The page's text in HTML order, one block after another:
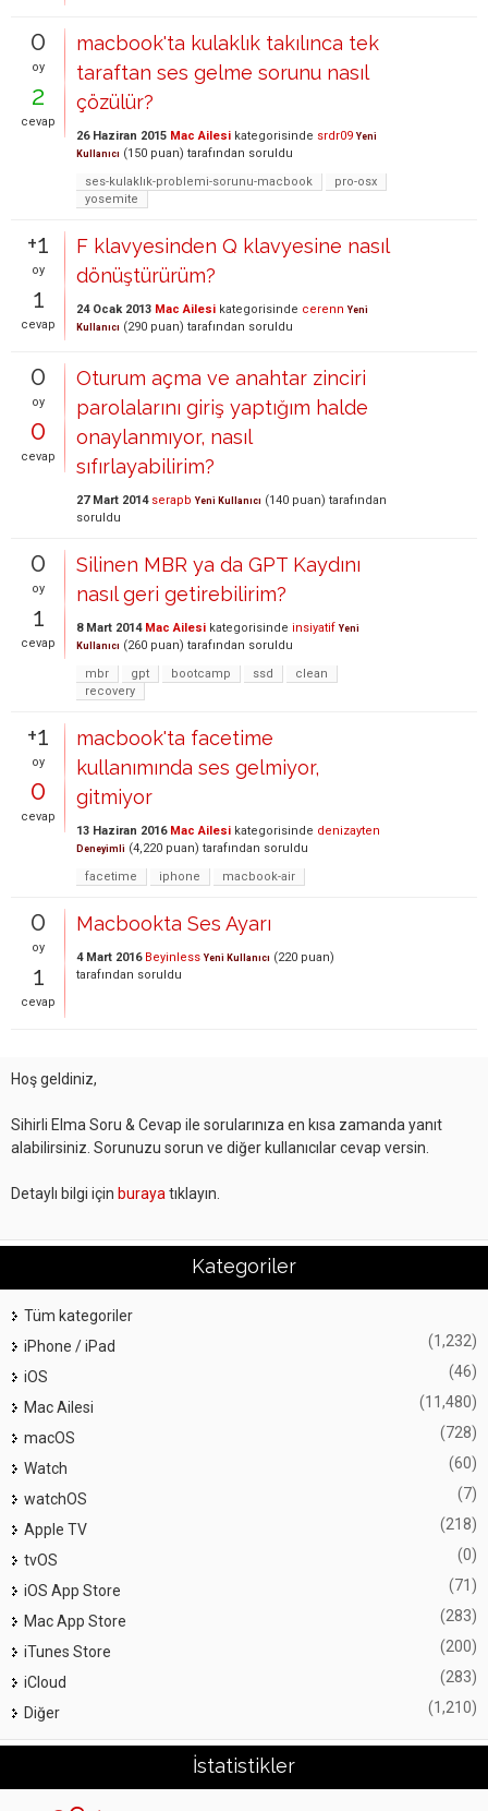
0
oy
2
cevap
macbook'ta kulaklık takılınca tek
taraftan ses gelme sorunu nasıl
çözülür?
26 Haziran 2015 Mac Ailesi kategorisinde srdr09 Yeni
Kullanıcı (150 puan) tarafından soruldu
ses-kulaklık-problemi-sorunu-macbook
pro-osx
yosemite
+1
oy
1
cevap
F klavyesinden Q klavyesine nasıl
dönüştürürüm?
24 Ocak 2013 Mac Ailesi kategorisinde cerenn Yeni
Kullanıcı (290 puan) tarafından soruldu
0
oy
0
cevap
Oturum açma ve anahtar zinciri
parolalarını giriş yaptığım halde
onaylanmıyor, nasıl
sıfırlayabilirim?
27 Mart 2014 serapb Yeni Kullanıcı (140 puan) tarafından
soruldu
0
oy
1
cevap
Silinen MBR ya da GPT Kaydını
nasıl geri getirebilirim?
8 Mart 2014 Mac Ailesi kategorisinde insiyatif Yeni
Kullanıcı (260 puan) tarafından soruldu
mbr
gpt bootcamp ssd
clean
recovery
+1
oy
0
cevap
macbook'ta facetime
kullanımında ses gelmiyor,
gitmiyor
13 Haziran 2016 Mac Ailesi kategorisinde denizayten
Deneyimli (4,220 puan) tarafından soruldu
facetime
iphone macbook-air
0
oy
1
cevap
Macbookta Ses Ayarı
4 Mart 2016 Beyinless Yeni Kullanıcı (220 puan)
tarafından soruldu
Hoş geldiniz,
Sihirli Elma Soru & Cevap ile sorularınıza en kısa zamanda yanıt
alabilirsiniz. Sorunuzu sorun ve diğer kullanıcılar cevap versin.
Detaylı bilgi için buraya tıklayın.
Kategoriler
Tüm kategoriler
iPhone / iPad
(1,232)
iOS (46)
Mac Ailesi (11,480)
macOS (728)
Watch (60)
watchOS (7)
Apple TV (218)
tvOS (0)
iOS App Store (71)
Mac App Store (283)
iTunes Store (200)
iCloud (283)
Diğer (1,210)
İstatistikler